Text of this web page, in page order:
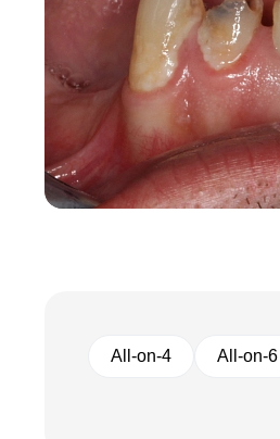
All-on-4 All-on-6